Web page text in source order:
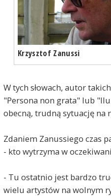
Krzysztof Zanussi
W tych słowach, autor
"Persona non grata" lub
obecną, trudną sytuację na
Zdaniem Zanussiego czas
- kto wytrzyma w
- Tu ostatnio jest bardzo
wielu artystów na wolnym